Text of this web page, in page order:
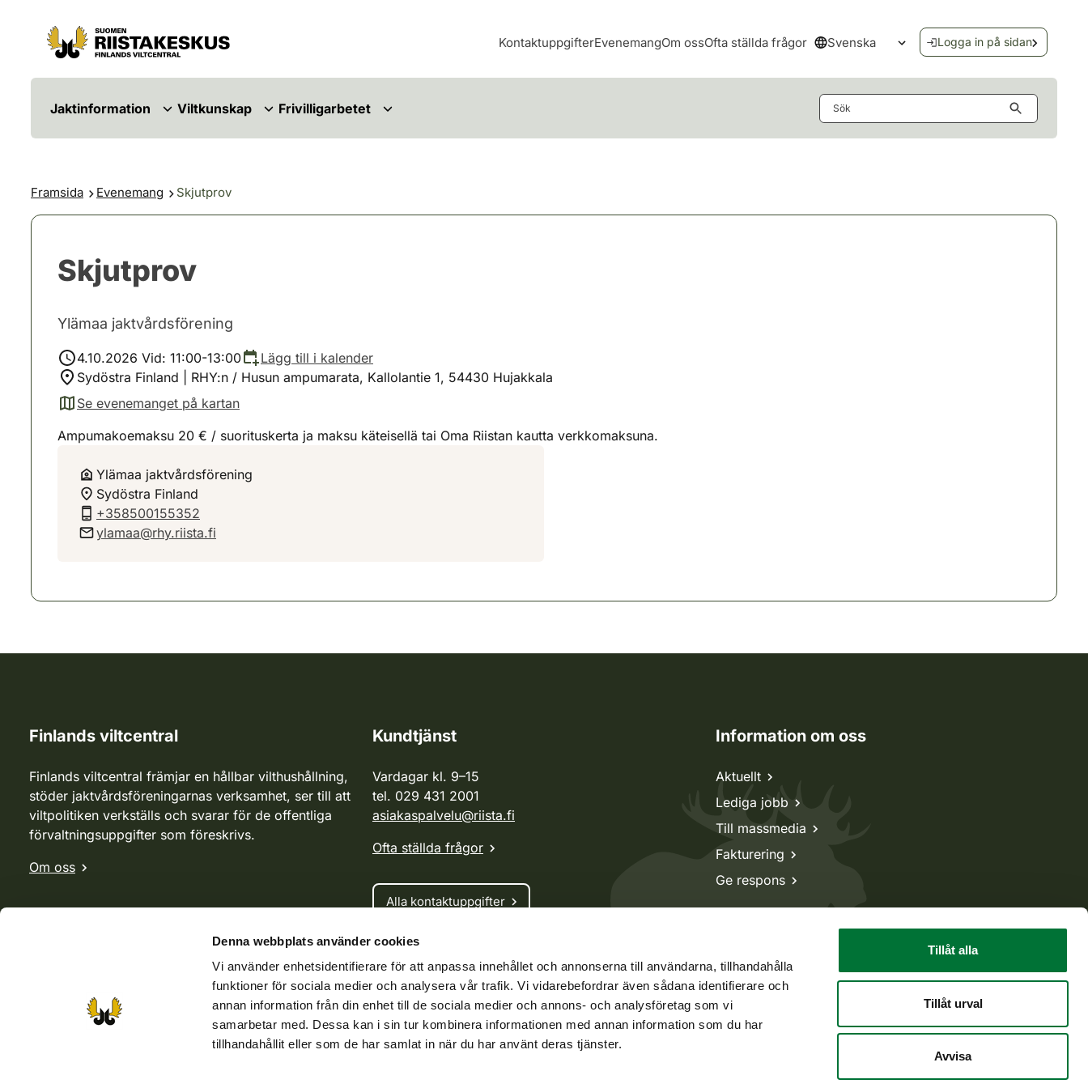
Denna webbplats använder cookies
Vi använder enhetsidentifierare för att anpassa innehållet och annonserna till användarna, tillhandahålla
funktioner för sociala medier och analysera vår trafik. Vi vidarebefordrar även sådana identifierare och
annan information från din enhet till de sociala medier och annons- och analysföretag som vi
samarbetar med. Dessa kan i sin tur kombinera informationen med annan information som du har
tillhandahållit eller som de har samlat in när du har använt deras tjänster.
Tillåt alla
Tillåt urval
Avvisa
Hoppa till innehåll
Gå till webbplatskartan
KontaktuppgifterEvenemangOm ossOfta ställda frågor Svenska
Öppna språkmenyn
Logga in på sidan
Jaktinformation Viltkunskap Frivilligarbetet
Framsida Evenemang Skjutprov
Skjutprov
Ylämaa jaktvårdsförening
4.10.2026 Vid: 11:00-13:00
Lägg till i kalender
Sydöstra Finland | RHY:n / Husun ampumarata, Kallolantie 1, 54430 Hujakkala
Se evenemanget på kartan
(avautuu uuteen välilehteen)
Ampumakoemaksu 20 € / suorituskerta ja maksu käteisellä tai Oma Riistan kautta verkkomaksuna.
Ylämaa jaktvårdsförening
Sydöstra Finland
+358500155352
ylamaa@rhy.riista.fi
Finlands viltcentral
Finlands viltcentral främjar en hållbar vilthushållning,
stöder jaktvårdsföreningarnas verksamhet, ser till att
viltpolitiken verkställs och svarar för de offentliga
förvaltningsuppgifter som föreskrivs.
Om oss
Kundtjänst
Vardagar kl. 9–15
tel. 029 431 2001
asiakaspalvelu@riista.fi
Ofta ställda frågor
Alla kontaktuppgifter
Jaktkort
Oma riista -tjänsten
Ansökan om licenser och dispenser
Information om oss
Aktuellt
Lediga jobb
Till massmedia
Fakturering
Ge respons